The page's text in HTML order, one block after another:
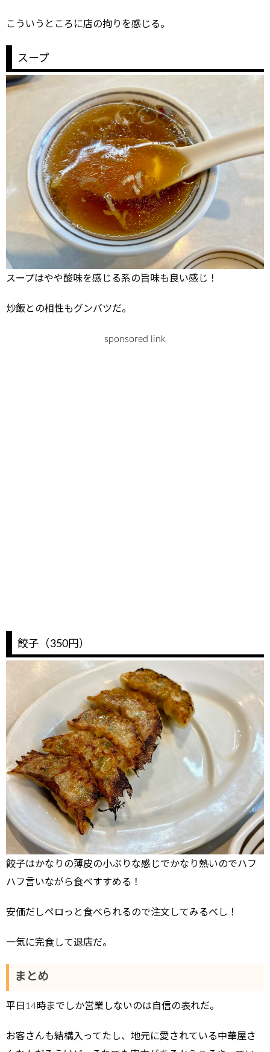
こういうところに店の拘りを感じる。
スープ
スープはやや酸味を感じる系の旨味も良い感じ！
炒飯との相性もグンバツだ。
sponsored link
餃子（350円）
餃子はかなりの薄皮の小ぶりな感じでかなり熱いのでハフ
ハフ言いながら食べすすめる！
安価だしペロっと食べられるので注文してみるべし！
一気に完食して退店だ。
まとめ
平日14時までしか営業しないのは自信の表れだ。
お客さんも結構入ってたし、地元に愛されている中華屋さ